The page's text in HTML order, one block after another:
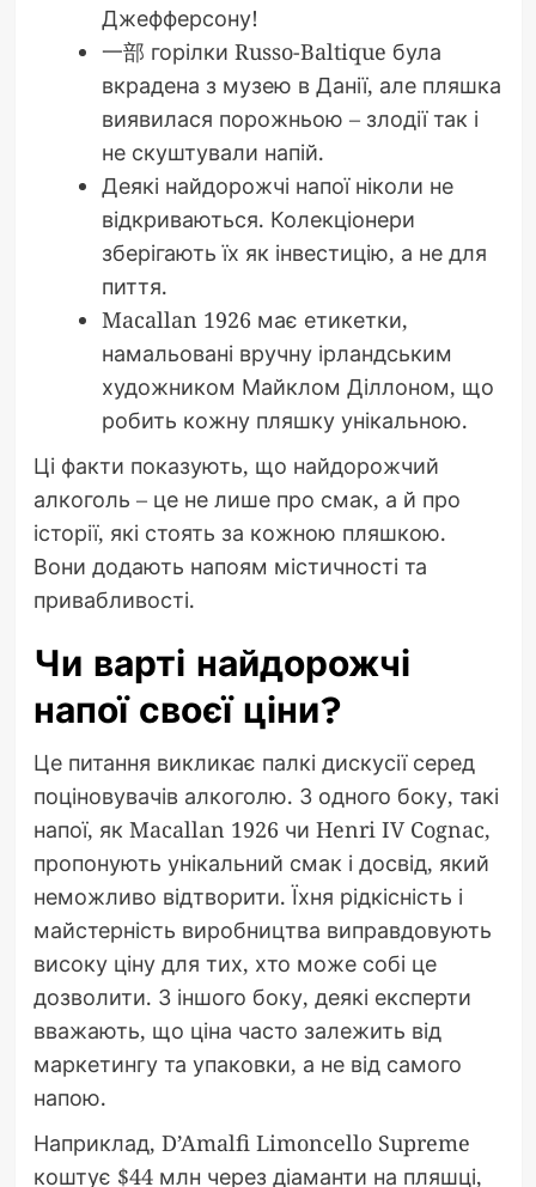
Джефферсону!
一部 горілки Russo-Baltique була
вкрадена з музею в Данії, але пляшка
виявилася порожньою – злодії так і
не скуштували напій.
Деякі найдорожчі напої ніколи не
відкриваються. Колекціонери
зберігають їх як інвестицію, а не для
пиття.
Macallan 1926 має етикетки,
намальовані вручну ірландським
художником Майклом Діллоном, що
робить кожну пляшку унікальною.
Ці факти показують, що найдорожчий
алкоголь – це не лише про смак, а й про
історії, які стоять за кожною пляшкою.
Вони додають напоям містичності та
привабливості.
Чи варті найдорожчі
напої своєї ціни?
Це питання викликає палкі дискусії серед
поціновувачів алкоголю. З одного боку, такі
напої, як Macallan 1926 чи Henri IV Cognac,
пропонують унікальний смак і досвід, який
неможливо відтворити. Їхня рідкісність і
майстерність виробництва виправдовують
високу ціну для тих, хто може собі це
дозволити. З іншого боку, деякі експерти
вважають, що ціна часто залежить від
маркетингу та упаковки, а не від самого
напою.
Наприклад, D’Amalfi Limoncello Supreme
коштує $44 млн через діаманти на пляшці,